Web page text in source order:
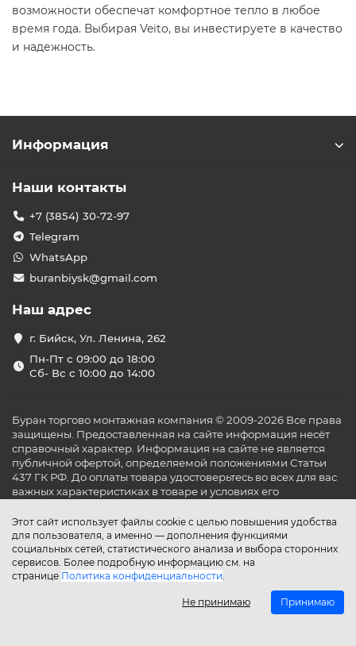
возможности обеспечат комфортное тепло в любое
время года. Выбирая Veito, вы инвестируете в качество
и надежность.
Этот сайт использует файлы cookie с целью повышения удобства
для пользователя, а именно — дополнения функциями
социальных сетей, статистического анализа и выбора сторонних
сервисов. Более подробную информацию см. на
странице Политика конфиденциальности.
Не принимаю Принимаю
Информация
Наши контакты
+7 (3854) 30-72-97
Telegram
WhatsApp
buranbiysk@gmail.com
Наш адрес
г. Бийск, Ул. Ленина, 262
Пн-Пт с 09:00 до 18:00
Сб- Вс с 10:00 до 14:00
Буран торгово монтажная компания © 2009-2026 Все права
защищены. Предоставленная на сайте информация несёт
справочный характер. Информация на сайте не является
публичной офертой, определяемой положениями Статьи
437 ГК РФ. До оплаты товара удостоверьтесь во всех для вас
важных характеристиках в товаре и условиях его